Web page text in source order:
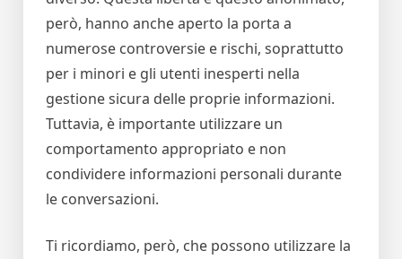
però, hanno anche aperto la porta a
numerose controversie e rischi, soprattutto
per i minori e gli utenti inesperti nella
gestione sicura delle proprie informazioni.
Tuttavia, è importante utilizzare un
comportamento appropriato e non
condividere informazioni personali durante
le conversazioni.
Ti ricordiamo, però, che possono utilizzare la